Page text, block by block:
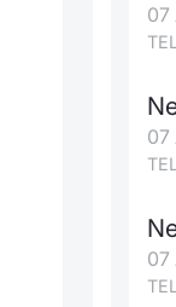
07
07
07